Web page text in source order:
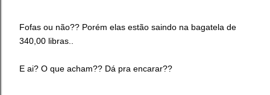
Fofas ou não?? Porém elas estão saindo na bagatela de
340,00 libras..
E ai? O que acham?? Dá pra encarar??